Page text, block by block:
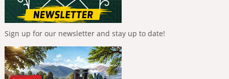
Sign up for our newsletter and stay up to date!